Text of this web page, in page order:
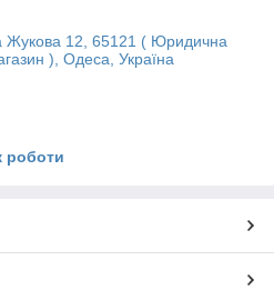
12, 65121 ( Юридична
), Одеса, Україна
роботи